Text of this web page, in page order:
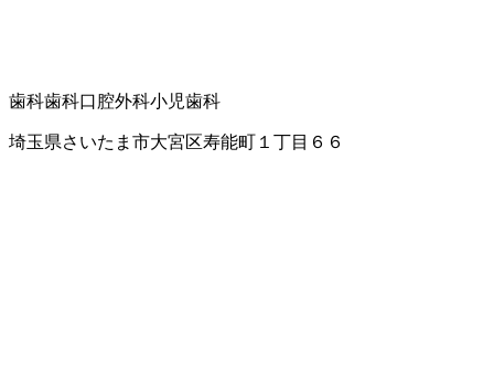
歯科歯科口腔外科小児歯科
埼玉県さいたま市大宮区寿能町１丁目６６